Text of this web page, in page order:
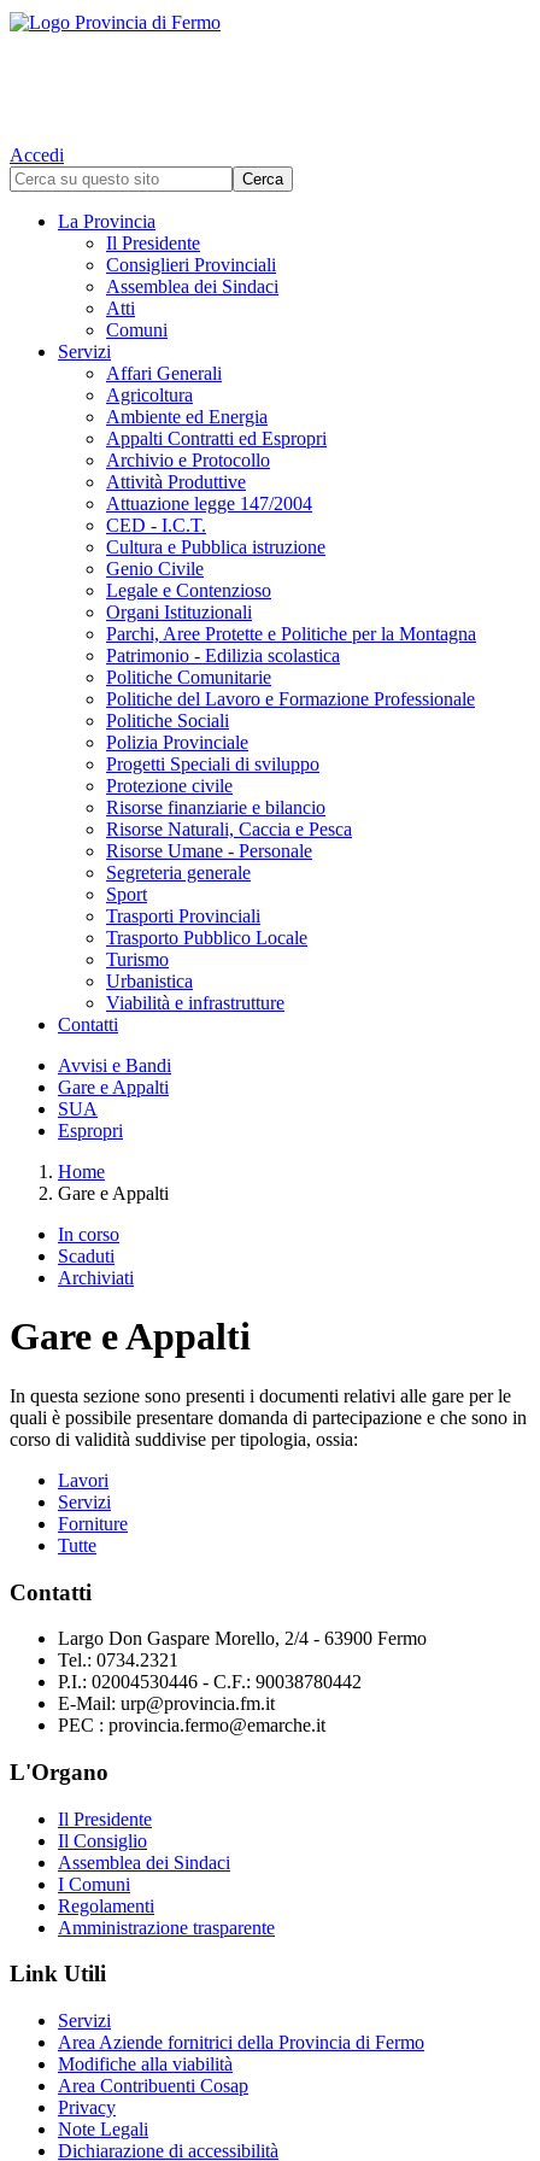
Accedi
La Provincia
Il Presidente
Consiglieri Provinciali
Assemblea dei Sindaci
Atti
Comuni
Servizi
Affari Generali
Agricoltura
Ambiente ed Energia
Appalti Contratti ed Espropri
Archivio e Protocollo
Attività Produttive
Attuazione legge 147/2004
CED - I.C.T.
Cultura e Pubblica istruzione
Genio Civile
Legale e Contenzioso
Organi Istituzionali
Parchi, Aree Protette e Politiche per la Montagna
Patrimonio - Edilizia scolastica
Politiche Comunitarie
Politiche del Lavoro e Formazione Professionale
Politiche Sociali
Polizia Provinciale
Progetti Speciali di sviluppo
Protezione civile
Risorse finanziarie e bilancio
Risorse Naturali, Caccia e Pesca
Risorse Umane - Personale
Segreteria generale
Sport
Trasporti Provinciali
Trasporto Pubblico Locale
Turismo
Urbanistica
Viabilità e infrastrutture
Contatti
Avvisi e Bandi
Gare e Appalti
SUA
Espropri
Home
Gare e Appalti
In corso
Scaduti
Archiviati
Gare e Appalti
In questa sezione sono presenti i documenti relativi alle gare per le
quali è possibile presentare domanda di partecipazione e che sono in
corso di validità suddivise per tipologia, ossia:
Lavori
Servizi
Forniture
Tutte
Contatti
Largo Don Gaspare Morello, 2/4 - 63900 Fermo
Tel.: 0734.2321
P.I.: 02004530446 - C.F.: 90038780442
E-Mail: urp@provincia.fm.it
PEC : provincia.fermo@emarche.it
L'Organo
Il Presidente
Il Consiglio
Assemblea dei Sindaci
I Comuni
Regolamenti
Amministrazione trasparente
Link Utili
Servizi
Area Aziende fornitrici della Provincia di Fermo
Modifiche alla viabilità
Area Contribuenti Cosap
Privacy
Note Legali
Dichiarazione di accessibilità